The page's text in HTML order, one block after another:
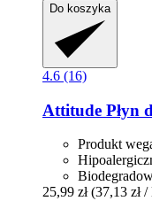
Do koszyka
4.6 (16)
Attitude Płyn
Produkt
25,99 zł (37,13 zł /